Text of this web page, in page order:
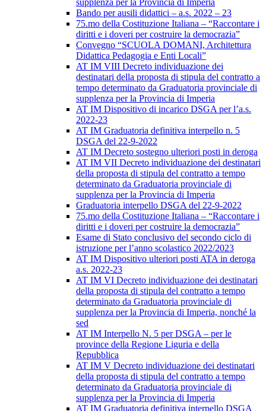
supplenza per la Provincia di Imperia
Bando per ausili didattici – a.s. 2022 – 23
75.mo della Costituzione Italiana – “Raccontare i
diritti e i doveri per costruire la democrazia”
Convegno “SCUOLA DOMANI, Architettura
Didattica Pedagogia e Enti Locali”
AT IM VIII Decreto individuazione dei
destinatari della proposta di stipula del contratto a
tempo determinato da Graduatoria provinciale di
supplenza per la Provincia di Imperia
AT IM Dispositivo di incarico DSGA per l’a.s.
2022-23
AT IM Graduatoria definitiva interpello n. 5
DSGA del 22-9-2022
AT IM Decreto sostegno ulteriori posti in deroga
AT IM VII Decreto individuazione dei destinatari
della proposta di stipula del contratto a tempo
determinato da Graduatoria provinciale di
supplenza per la Provincia di Imperia
Graduatoria interpello DSGA del 22-9-2022
75.mo della Costituzione Italiana – “Raccontare i
diritti e i doveri per costruire la democrazia”
Esame di Stato conclusivo del secondo ciclo di
istruzione per l’anno scolastico 2022/2023
AT IM Dispositivo ulteriori posti ATA in deroga
a.s. 2022-23
AT IM VI Decreto individuazione dei destinatari
della proposta di stipula del contratto a tempo
determinato da Graduatoria provinciale di
supplenza per la Provincia di Imperia, nonché la
sed
AT IM Interpello N. 5 per DSGA – per le
province della Regione Liguria e della
Repubblica
AT IM V Decreto individuazione dei destinatari
della proposta di stipula del contratto a tempo
determinato da Graduatoria provinciale di
supplenza per la Provincia di Imperia
AT IM Graduatoria definitiva interpello DSGA